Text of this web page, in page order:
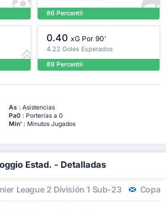
86 Percentil
0.40 xG Por 90'
4.22 Goles Esperados
89 Percentil
As: Asistencias
Pa0: Porterías a 0
Min': Minutos Jugados
Estad. - Detalladas
League 2 División 1 Sub-23 Copa